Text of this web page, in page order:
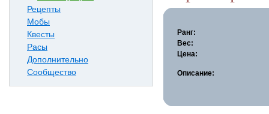
Рецепты
Мобы
Квесты
Расы
Дополнительно
Сообщество
Ранг:
Вес:
Цена:
Описание: